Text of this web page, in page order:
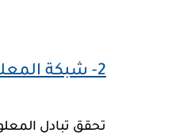
2- شبكة المعلومات:
تحقق تبادل